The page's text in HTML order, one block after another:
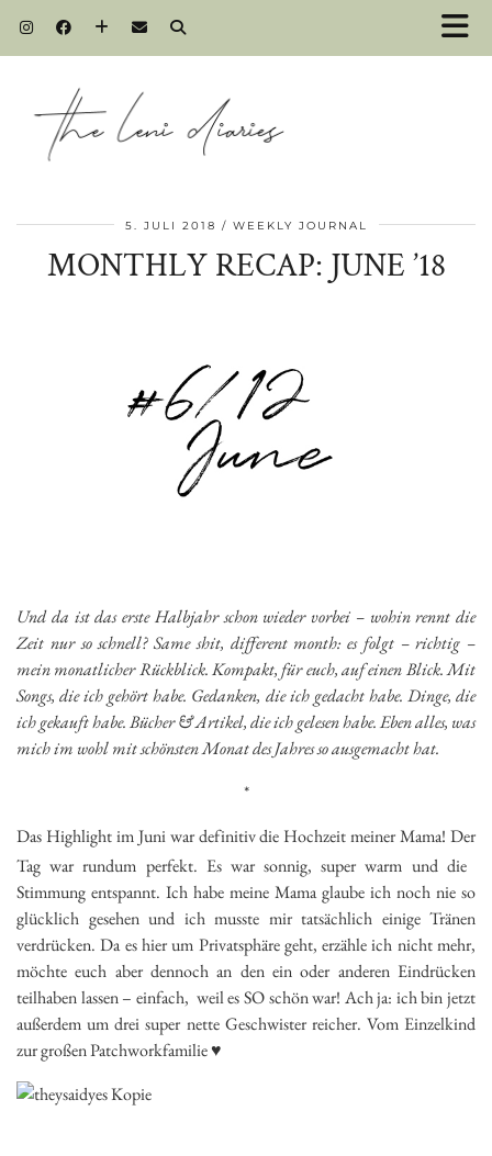
5. JULI 2018 WEEKLY JOURNAL
MONTHLY RECAP: JUNE ’18
Und da ist das erste Halbjahr schon wieder vorbei – wohin rennt die
Zeit nur so schnell? Same shit, different month: es folgt – richtig –
mein monatlicher Rückblick. Kompakt, für euch, auf einen Blick. Mit
Songs, die ich gehört habe. Gedanken, die ich gedacht habe. Dinge, die
ich gekauft habe. Bücher & Artikel, die ich gelesen habe. Eben alles, was
mich im wohl mit schönsten Monat des Jahres so ausgemacht hat.
*
Das Highlight im Juni war definitiv die Hochzeit meiner Mama! Der
Tag war rundum perfekt. Es war sonnig, super warm und die
Stimmung entspannt. Ich habe meine Mama glaube ich noch nie so
glücklich gesehen und ich musste mir tatsächlich einige Tränen
verdrücken. Da es hier um Privatsphäre geht, erzähle ich nicht mehr,
möchte euch aber dennoch an den ein oder anderen Eindrücken
teilhaben lassen – einfach, weil es SO schön war! Ach ja: ich bin jetzt
außerdem um drei super nette Geschwister reicher. Vom Einzelkind
zur großen Patchworkfamilie ♥